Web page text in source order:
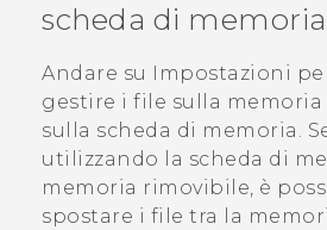
ASSISTENZA
Accessori e dispositivi HTC
Accesso
scheda di memoria
Andare su Impostazioni
gestire i file sulla
sulla scheda di memoria.
utilizzando la scheda di
memoria rimovibile, è
spostare i file tra la